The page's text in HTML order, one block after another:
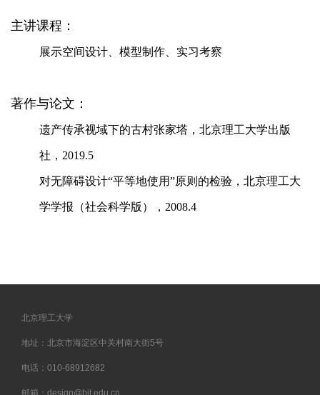
主讲课程：
展示空间设计、模型制作、实习考察
著作与论文：
遗产传承视域下的古村张家塔，北京理工大学出版
社，2019.5
对无障碍设计“平等地使用”原则的检验，北京理工大
学学报（社会科学版），2008.4
北京理工大学
地址：北京市海淀区中关村南大街5号
电话：010-68912682
邮箱：design@bit.edu.cn